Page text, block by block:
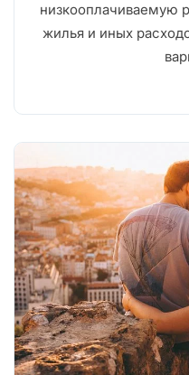
низкооплачиваемую
жилья и иных